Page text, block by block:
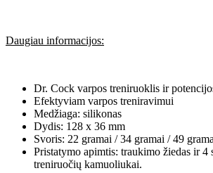
Daugiau informacijos:
Dr. Cock varpos treniruoklis ir
Efektyviam varpos treniravimui
Medžiaga: silikonas
Dydis: 128 x 36 mm
Svoris: 22 gramai / 34 gramai / 49
Pristatymo apimtis: traukimo žiedas ir
treniruočių kamuoliukai.